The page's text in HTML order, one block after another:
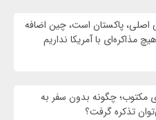
اصلی، پاکستان است، چین اضافه
مذاکره‌ای با آمریکا نداریم
مکتوب؛ چگونه بدون سفر به
تذکره گرفت؟